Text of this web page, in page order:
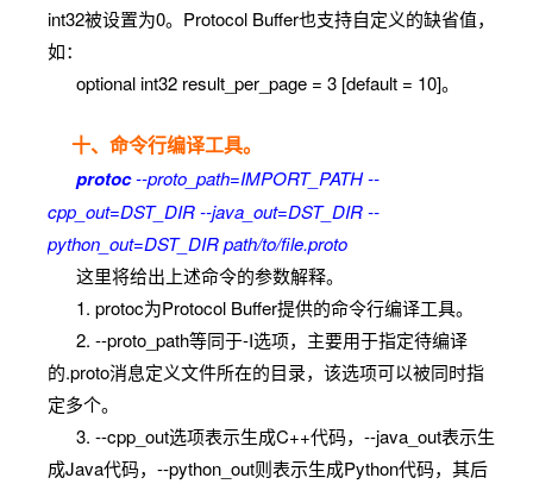
int32被设置为0。Protocol Buffer也支持自定义的缺省值，
如：
optional int32 result_per_page = 3 [default = 10]。
十、命令行编译工具。
protoc--proto_path=IMPORT_PATH --
cpp_out=DST_DIR --java_out=DST_DIR --
python_out=DST_DIR path/to/file.proto
这里将给出上述命令的参数解释。
1. protoc为Protocol Buffer提供的命令行编译工具。
2. --proto_path等同于-I选项，主要用于指定待编译
的.proto消息定义文件所在的目录，该选项可以被同时指
定多个。
3. --cpp_out选项表示生成C++代码，--java_out表示生
成Java代码，--python_out则表示生成Python代码，其后